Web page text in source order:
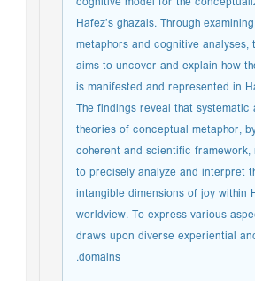
Hafez’s ghazals. Through
metaphors and cognitive
aims to uncover and explain how
is manifested and represented in
The findings reveal that
theories of conceptual metaphor,
coherent and scientific
to precisely analyze and interpret
intangible dimensions of joy within
worldview. To express various
draws upon diverse experiential
domains.